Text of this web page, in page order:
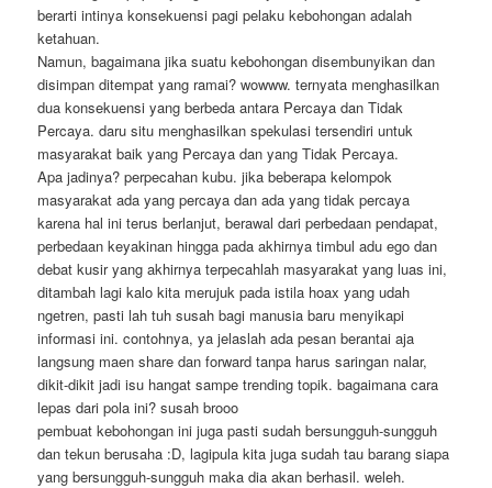
berarti intinya konsekuensi pagi pelaku kebohongan adalah
ketahuan.
Namun, bagaimana jika suatu kebohongan disembunyikan dan
disimpan ditempat yang ramai? wowww. ternyata menghasilkan
dua konsekuensi yang berbeda antara Percaya dan Tidak
Percaya. daru situ menghasilkan spekulasi tersendiri untuk
masyarakat baik yang Percaya dan yang Tidak Percaya.
Apa jadinya? perpecahan kubu. jika beberapa kelompok
masyarakat ada yang percaya dan ada yang tidak percaya
karena hal ini terus berlanjut, berawal dari perbedaan pendapat,
perbedaan keyakinan hingga pada akhirnya timbul adu ego dan
debat kusir yang akhirnya terpecahlah masyarakat yang luas ini,
ditambah lagi kalo kita merujuk pada istila hoax yang udah
ngetren, pasti lah tuh susah bagi manusia baru menyikapi
informasi ini. contohnya, ya jelaslah ada pesan berantai aja
langsung maen share dan forward tanpa harus saringan nalar,
dikit-dikit jadi isu hangat sampe trending topik. bagaimana cara
lepas dari pola ini? susah brooo
pembuat kebohongan ini juga pasti sudah bersungguh-sungguh
dan tekun berusaha :D, lagipula kita juga sudah tau barang siapa
yang bersungguh-sungguh maka dia akan berhasil. weleh.